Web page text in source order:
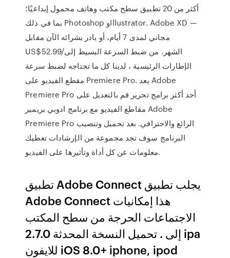
أكثر من 20 تطبيق سطح مكتب وهاتف محمول إبداعيًا؛
بما في ذلك Photoshop وIllustrator. Adobe XD —
مجاني لمدى 7 أيام، أو بادر بشرائه الآن مقابل
US$52.99/الشهر. من ضبط السرعة البسيط إلى
الإطارات الرئيسية ، لدينا كل ما تحتاجه لضبط سرعة
مقطع الفيديو على Premiere Pro. يعد Adobe
Premiere Pro أحد أكثر برامج تحرير قم بالتعديل على
مقاطع الفيديو مع برنامج ادوبي بريمير Adobe
Premiere Pro الرائع والاحترافي. بعد تحميل وتنصيب
البرنامج سوف تجد مجموعة من الإرشادات تعطيك
معلومات عن كل أداة وتأثيرها على الفيديو.
تطبيق Adobe Connect يجلب تطبيق
Adobe Connect هذا إمكانيات
الاجتماعات الحرجة من سطح المكتب
إلى . تحميل النسخة المحدثة 2.7.0 ipa
للايفون iOS 8.0+ iphone, ipod